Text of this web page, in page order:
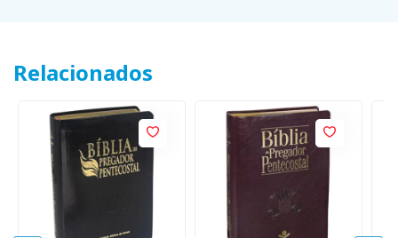
Relacionados